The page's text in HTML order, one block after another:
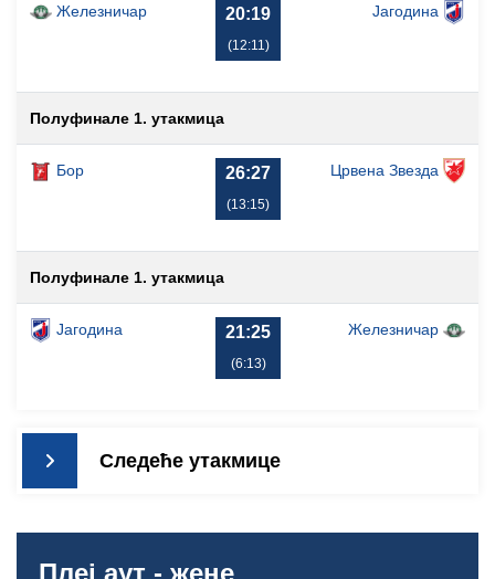
Железничар 20:19
(12:11)
Јагодина
Полуфинале 1. утакмица
Бор 26:27
(13:15)
Црвена Звезда
Полуфинале 1. утакмица
Јагодина 21:25
(6:13)
Железничар
Следеће утакмице
Плеј аут - жене